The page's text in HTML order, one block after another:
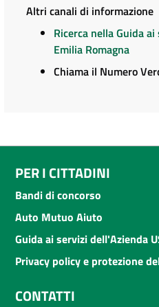
Altri canali di informazione
Ricerca nella Guida
Emilia Romagna
Chiama il Numero
PER I CITTADINI
Bandi di concorso
Auto Mutuo Aiuto
Guida ai servizi dell'Azienda
Privacy policy e protezione
CONTATTI